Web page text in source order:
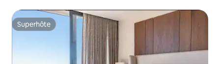
Superhôte
Superhôte